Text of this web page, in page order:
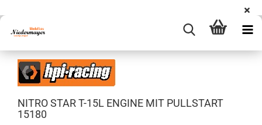
NITRO STAR T-15L ENGINE MIT PULLSTART
15180